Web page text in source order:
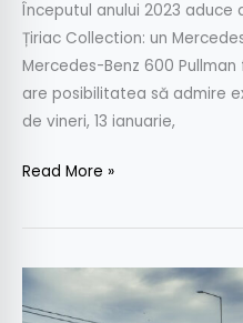
Începutul anului 2023
Țiriac Collection: un
Mercedes-Benz 600
are posibilitatea să admire
de vineri, 13 ianuarie,
Read More »
Expoziția
Țiriac